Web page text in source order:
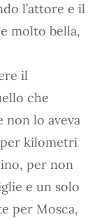
l’attore e il
molto bella,
il
che
non lo aveva
kilometri
per non
e un solo
per Mosca,